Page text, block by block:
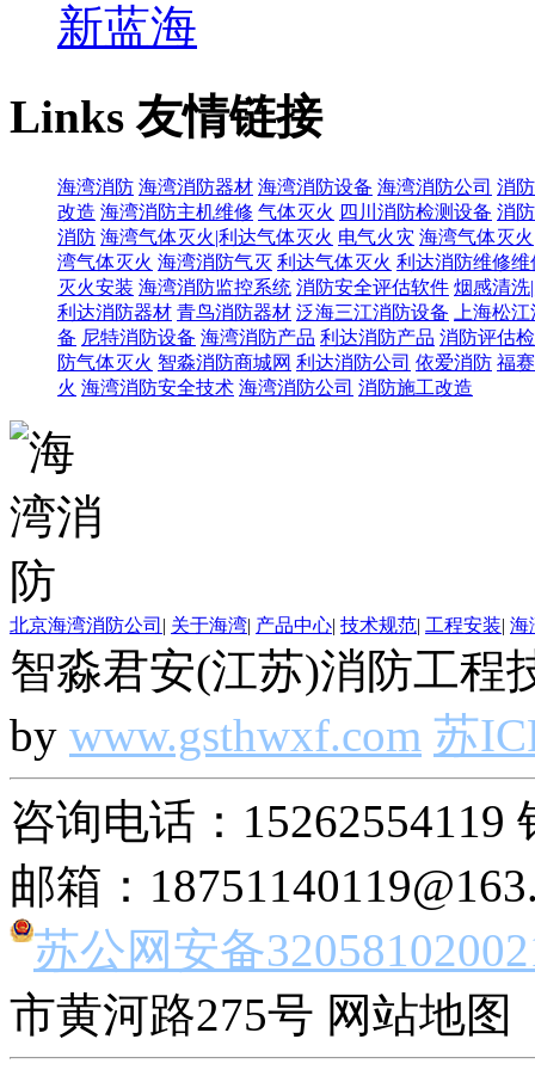
新蓝海
Links友情链接
海湾消防 海湾消防器材 海湾消防设备 海湾消防公司 消
改造 海湾消防主机维修 气体灭火 四川消防检测设备 消
消防 海湾气体灭火|利达气体灭火 电气火灾 海湾气体灭
湾气体灭火 海湾消防气灭 利达气体灭火 利达消防维修维
灭火安装 海湾消防监控系统 消防安全评估软件 烟感清洗
利达消防器材 青鸟消防器材 泛海三江消防设备
上海松
备 尼特消防设备 海湾消防产品 利达消防产品 消防评估
防气体灭火 智淼消防商城网 利达消防公司 依爱消防 福
火 海湾消防安全技术 海湾消防公司 消防施工改造
北京海湾消防公司 | 关于海湾| 产品中心| 技术规范| 工程安装| 海
智淼君安(江苏)消防工程
by www.gsthwxf.com 苏
咨询电话：15262554119
邮箱：
苏公网安备
市黄河路275号 网站地图